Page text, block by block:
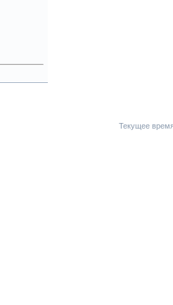
Текущее